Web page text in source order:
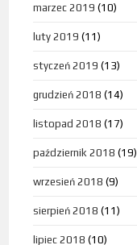
marzec 2019 (10)
luty 2019 (11)
styczeń 2019 (13)
grudzień 2018 (14)
listopad 2018 (17)
październik 2018 (19)
wrzesień 2018 (9)
sierpień 2018 (11)
lipiec 2018 (10)